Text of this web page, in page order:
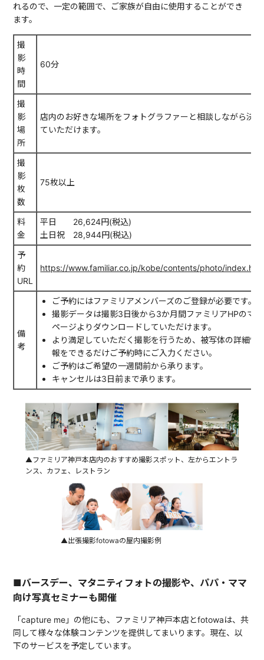
れるので、一定の範囲で、ご家族が自由に使用することができ
ます。
撮
影
時
間
60分
撮
影
場
所
店内のお好きな場所をフォトグラファーと相談しながら決め
ていただけます。
撮
影
枚
数
75枚以上
料
金
平日 26,624円(税込)
土日祝 28,944円(税込)
予
約
URL
https://www.familiar.co.jp/kobe/contents/photo/
備
考
ご予約にはファミリアメンバーズのご登録が必要です。
撮影データは撮影3日後から3か月間ファミリアHPのマイ
ページよりダウンロードしていただけます。
より満足していただく撮影を行うため、被写体の詳細情
報をできるだけご予約時にご入力ください。
ご予約はご希望の一週間前から承ります。
キャンセルは3日前まで承ります。
▲ファミリア神戸本店内のおすすめ撮影スポット、左からエントラ
ンス、カフェ、レストラン
▲出張撮影fotowaの屋内撮影例
■バースデー、マタニティフォトの撮影や、パパ・ママ
向け写真セミナーも開催
「capture me」の他にも、ファミリア神戸本店とfotowaは、共
同して様々な体験コンテンツを提供してまいります。現在、以
下のサービスを予定しています。